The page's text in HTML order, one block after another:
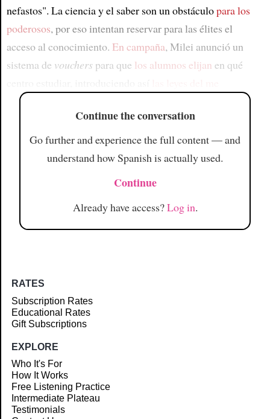
nefastos". La ciencia y el saber son un obstáculopara los
poderosos, por eso intentan reservar para las élites el
acceso al conocimiento. En campaña, Milei anunció un
sistema de vouchers para que los alumnos elijan en qué
Continue the conversation
Go further and experience the full content — and
understand how Spanish is actually used.
Continue
Already have access?Log in.
RATES
Subscription Rates
Educational Rates
Gift Subscriptions
EXPLORE
Who It's For
How It Works
Free Listening Practice
Intermediate Plateau
Testimonials